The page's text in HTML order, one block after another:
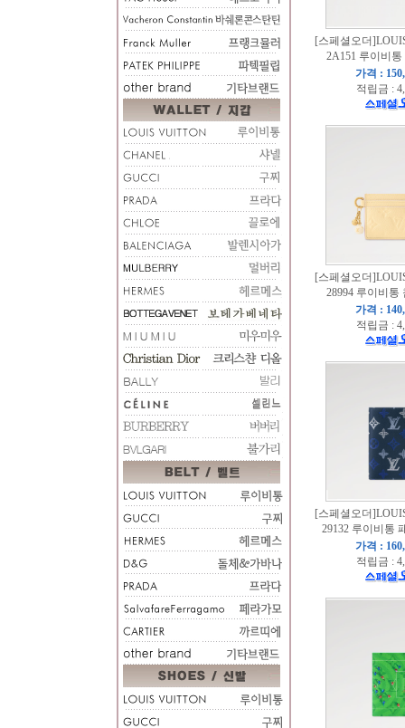
[스페셜오더
2A151 루이비
가격 :
적립금 :
[스페셜오더
28994 루이비통
가격 :
적립금 :
[스페셜오더
29132 루이비통
가격 :
적립금 :